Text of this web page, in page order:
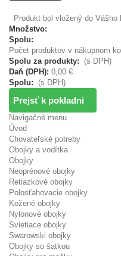
Produkt bol vložený do Vášho
Množstvo:
Spolu:
Počet produktov v nákupnom
Spolu za produkty:
(s DPH)
Daň (DPH): 0,00 €
Spolu:
(s DPH)
Prejsť k pokladni
Navigačné menu
Úvod
Chovateľské potreby
Obojky a vodítka
Obojky
Neoprénové obojky
Retiazkové obojky
Polosťahovacie obojky
Kožené obojky
Nylonové obojky
Svietiace obojky
Swarowski obojky
Obojky so šatkou